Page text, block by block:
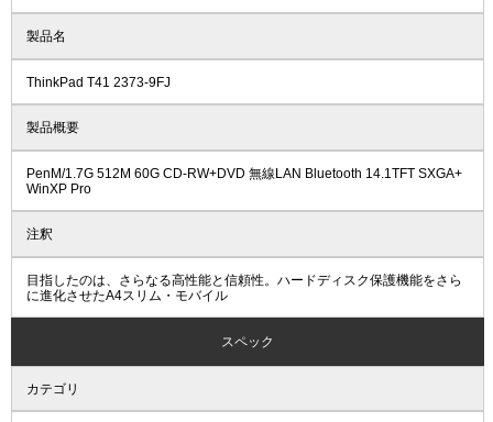
製品名
ThinkPad T41 2373-9FJ
製品概要
PenM/1.7G 512M 60G CD-RW+DVD 無線LAN Bluetooth 14.1TFT SXGA+
WinXP Pro
注釈
目指したのは、さらなる高性能と信頼性。ハードディスク保護機能をさら
に進化させたA4スリム・モバイル
スペック
カテゴリ